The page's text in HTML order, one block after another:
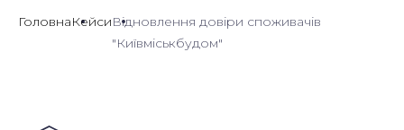
ГоловнаКейсиВідновлення довіри споживачів
"Київміськбудом"